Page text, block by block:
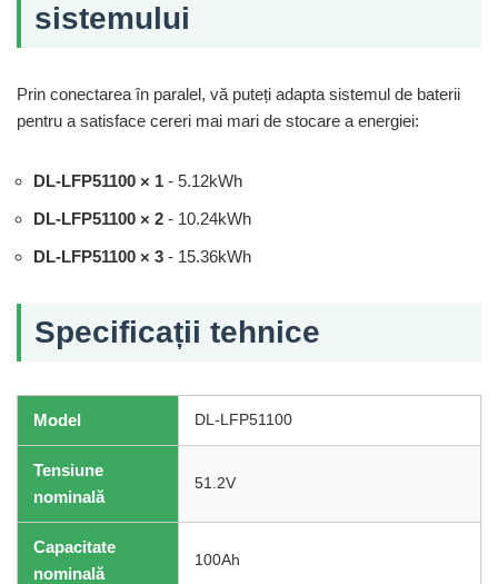
sistemului
Prin conectarea în paralel, vă puteți adapta sistemul de baterii
pentru a satisface cereri mai mari de stocare a energiei:
DL-LFP51100 × 1 - 5.12kWh
DL-LFP51100 × 2 - 10.24kWh
DL-LFP51100 × 3 - 15.36kWh
Specificații tehnice
Model DL-LFP51100
Tensiune
nominală
51.2V
Capacitate
nominală
100Ah